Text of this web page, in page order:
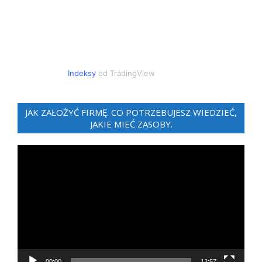
Indeksyod TradingView
JAK ZAŁOŻYĆ FIRMĘ. CO POTRZEBUJESZ WIEDZIEĆ,
JAKIE MIEĆ ZASOBY.